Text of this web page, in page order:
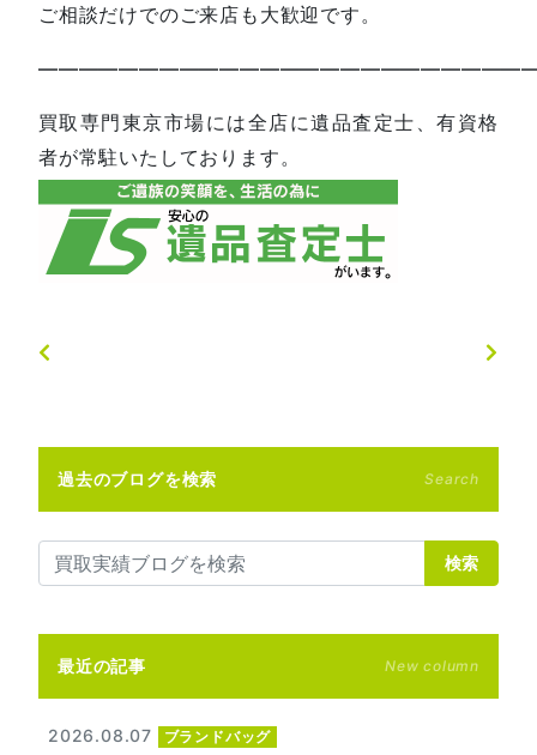
ご相談だけでのご来店も大歓迎です。
買取専門東京市場には全店に遺品査定士、有資格
者が常駐いたしております。
過去のブログを検索 Search
検索
最近の記事 New column
2026.08.07 ブランドバッグ